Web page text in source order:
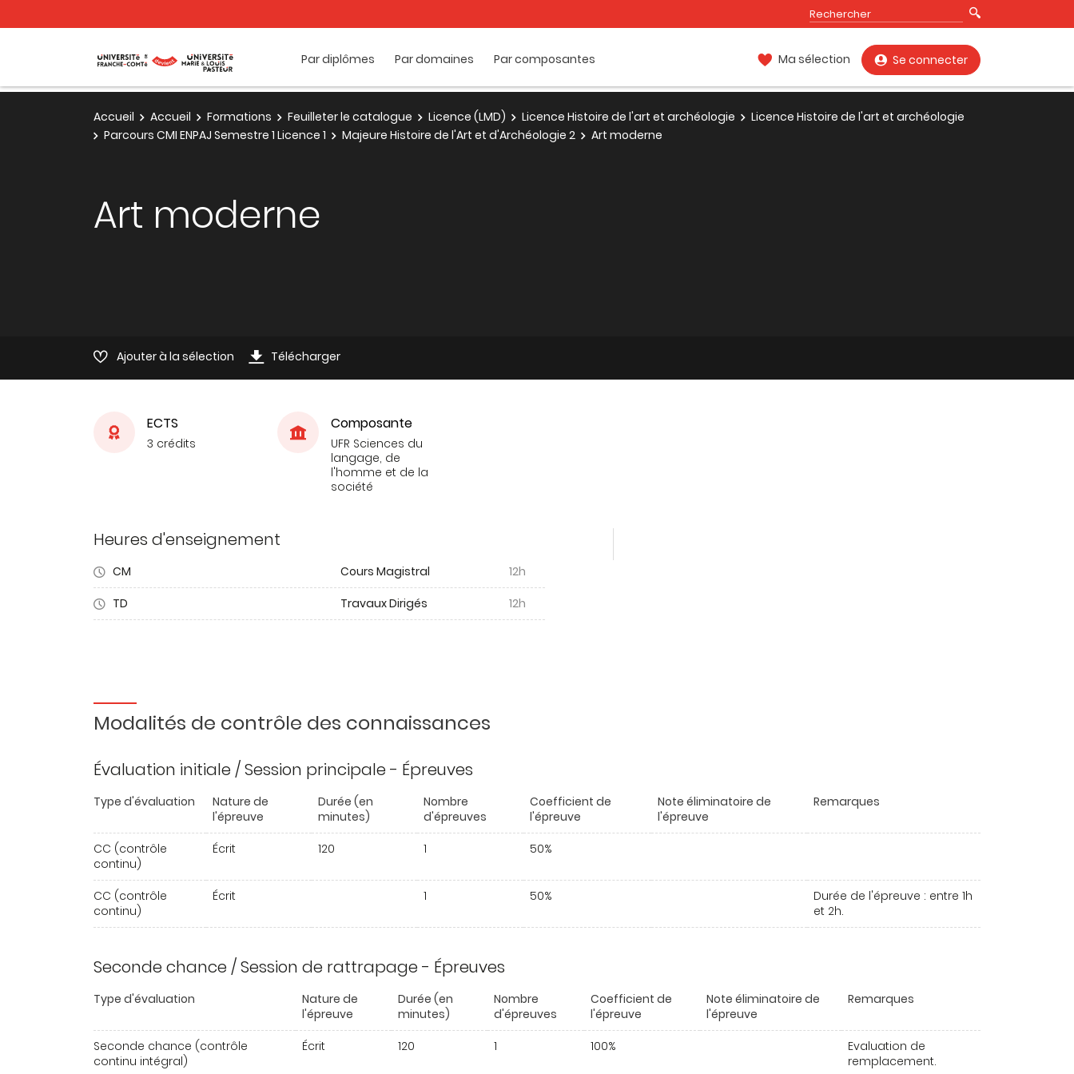
Par diplômes Par domaines Par composantes Ma sélection Se connecter
Accueil Accueil Formations Feuilleter le catalogue Licence (LMD) Licence Histoire de l'art et archéologie
Licence Histoire de l'art et archéologie
Parcours CMI ENPAJ Semestre 1 Licence 1
Majeure Histoire de l'Art et d'Archéologie 2 Art moderne
Art moderne
Ajouter à la sélection Télécharger
ECTS
3 crédits
Composante
UFR Sciences du
langage, de
l'homme et de la
société
Heures d'enseignement
CM Cours Magistral
12h
TD
Travaux Dirigés 12h
Modalités de contrôle des connaissances
Évaluation initiale / Session principale - Épreuves
Type d'évaluation
Nature de
l'épreuve
Durée (en
minutes)
Nombre
d'épreuves
Coefficient de
l'épreuve
Note éliminatoire de
l'épreuve
Remarques
CC (contrôle
continu)
Écrit 120 1 50%
CC (contrôle
continu)
Écrit 1 50%
Durée de l'épreuve : entre 1h
et 2h.
Seconde chance / Session de rattrapage - Épreuves
Type d'évaluation
Nature de
l'épreuve
Durée (en
minutes)
Nombre
d'épreuves
Coefficient de
l'épreuve
Note éliminatoire de
l'épreuve
Remarques
Seconde chance (contrôle
continu intégral)
Écrit 120 1 100%
Evaluation de
remplacement.